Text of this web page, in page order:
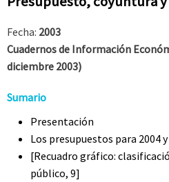
Fecha: 2003
Cuadernos de Información
diciembre 2003)
Sumario
Presentación
Los presupuestos para 2004
[Recuadro gráfico:
público, 9]